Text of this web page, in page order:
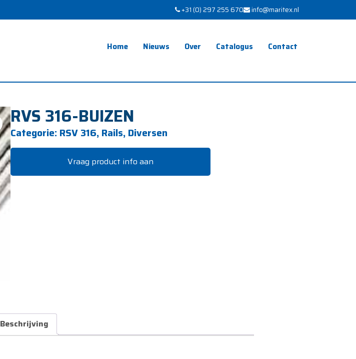
+31 (0) 297 255 670 info@maritex.nl
Home Nieuws Over Catalogus Contact
RVS 316-BUIZEN
Categorie: RSV 316, Rails, Diversen
Vraag product info aan
Beschrijving